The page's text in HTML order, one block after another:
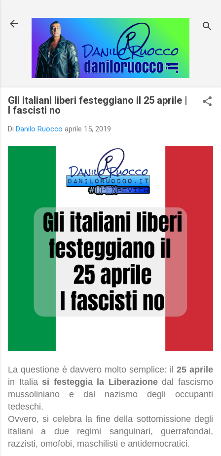
Gli italiani liberi festeggiano il 25 aprile |
I fascisti no
Di Danilo Ruocco aprile 15, 2019
La questione è davvero molto semplice: il 25 aprile
in Italia si festeggia la Liberazionedal fascismo
mussoliniano e dal nazismo degli occupanti
tedeschi.
Ovvero, si celebra la fine della sottomissione degli
italiani a due regimi sanguinari, guerrafondai,
razzisti, omofobi, maschilisti e antidemocratici.